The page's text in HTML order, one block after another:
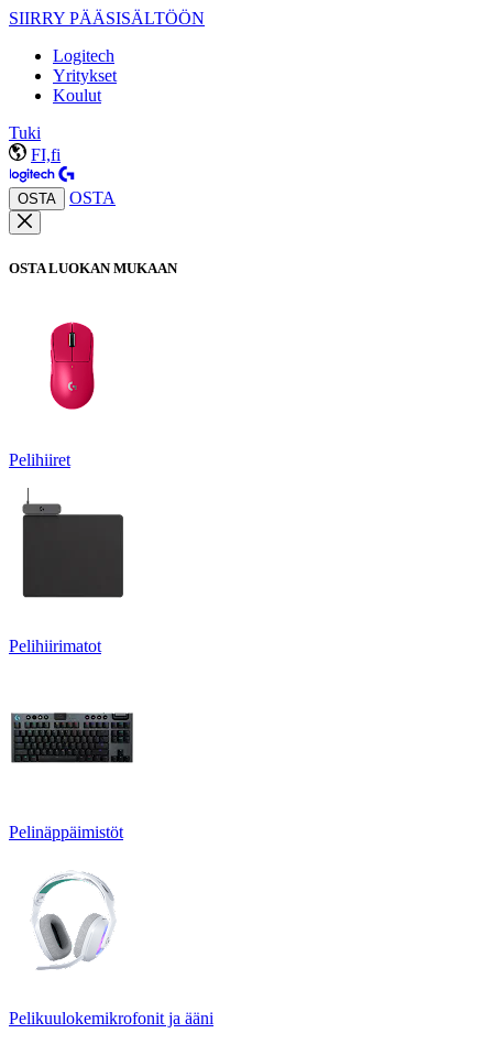
SIIRRY PÄÄSISÄLTÖÖN
Logitech
Yritykset
Koulut
Tuki
FI,fi
OSTA OSTA
OSTA LUOKAN MUKAAN
Pelihiiret
Pelihiirimatot
Pelinäppäimistöt
Pelikuulokemikrofonit ja ääni